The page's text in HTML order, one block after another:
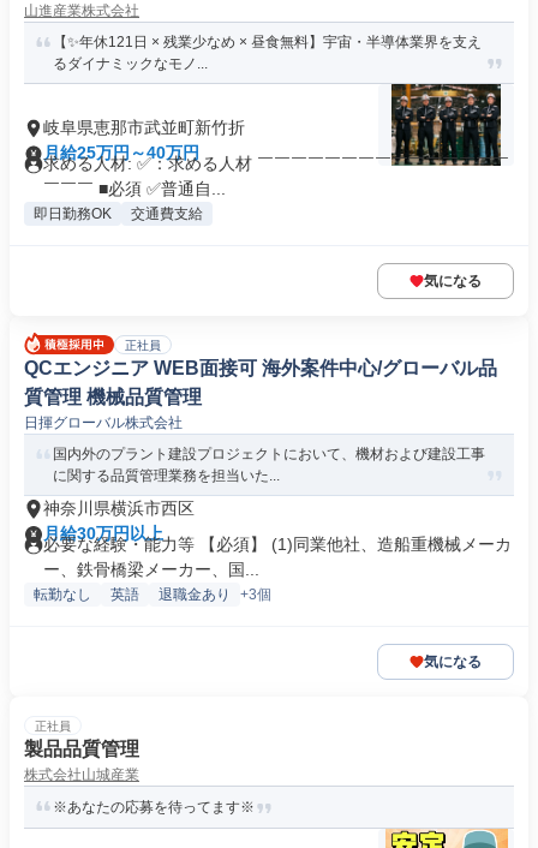
山進産業株式会社
【✨年休121日 × 残業少なめ × 昼食無料】宇宙・半導体業界を支え
るダイナミックなモノ...
岐阜県恵那市武並町新竹折
月給25万円～40万円
求める人材: ✅：求める人材 ￣￣￣￣￣￣￣￣￣￣￣￣￣￣￣
￣￣￣ ■必須 ✅普通自...
即日勤務OK 交通費支給
気になる
正社員
QCエンジニア WEB面接可 海外案件中心/グローバル品
質管理 機械品質管理
日揮グローバル株式会社
国内外のプラント建設プロジェクトにおいて、機材および建設工事
に関する品質管理業務を担当いた...
神奈川県横浜市西区
月給30万円以上
必要な経験・能力等 【必須】 (1)同業他社、造船重機械メーカ
ー、鉄骨橋梁メーカー、国...
転勤なし 英語 退職金あり +3個
気になる
正社員
製品品質管理
株式会社山城産業
※あなたの応募を待ってます※